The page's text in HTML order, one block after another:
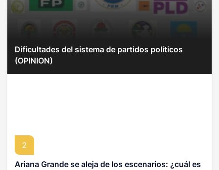
Dificultades del sistema de partidos políticos
(OPINION)
2
Ariana Grande se aleja de los escenarios: ¿cuál es